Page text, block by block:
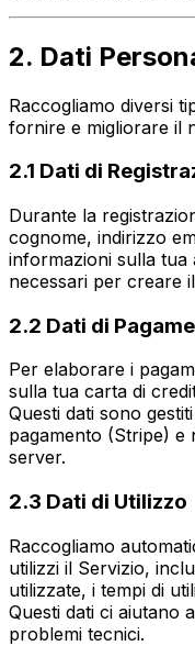
2. Dati
Raccogliamo diversi
fornire e migliorare il
2.1 Dati di
Durante la
cognome, indirizzo
informazioni sulla tua
necessari per creare
2.2 Dati di
Per elaborare i
sulla tua carta di
Questi dati sono
pagamento (Stripe) e
server.
2.3 Dati di Utilizzo
Raccogliamo
utilizzi il Servizio,
utilizzate, i tempi di
Questi dati ci aiutano
problemi tecnici.